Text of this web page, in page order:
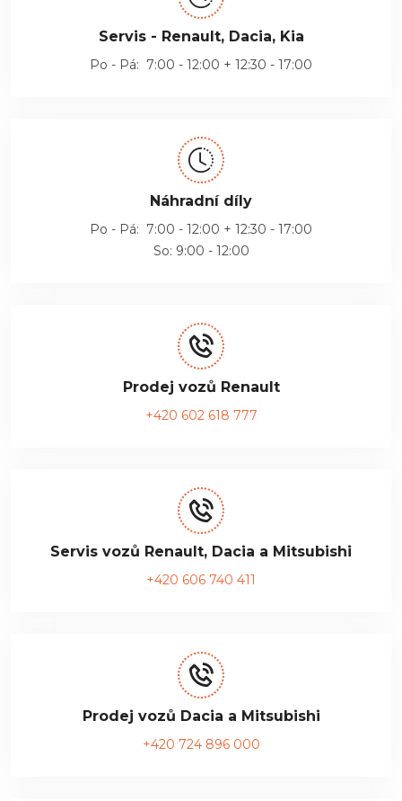
Servis - Renault, Dacia, Kia
Po - Pá: 7:00 - 12:00 + 12:30 - 17:00
Náhradní díly
Po - Pá: 7:00 - 12:00 + 12:30 - 17:00
So: 9:00 - 12:00
Prodej vozů Renault
+420 602 618 777
Servis vozů Renault, Dacia a Mitsubishi
+420 606 740 411
Prodej vozů Dacia a Mitsubishi
+420 724 896 000